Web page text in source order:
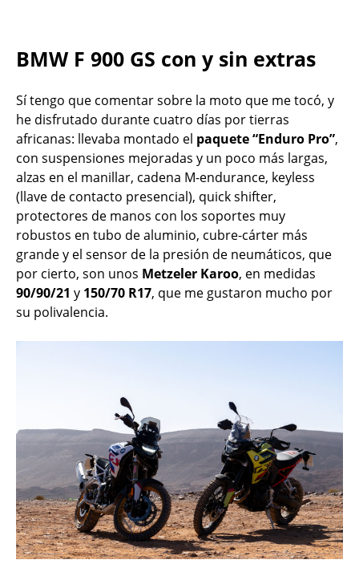
BMW F 900 GS con y sin extras
Sí tengo que comentar sobre la moto que me tocó, y
he disfrutado durante cuatro días por tierras
africanas: llevaba montado el paquete“Enduro Pro”,
con suspensiones mejoradas y un poco más largas,
alzas en el manillar, cadena M-endurance, keyless
(llave de contacto presencial), quick shifter,
protectores de manos con los soportes muy
robustos en tubo de aluminio, cubre-cárter más
grande y el sensor de la presión de neumáticos, que
por cierto, son unos Metzeler Karoo, en medidas
90/90/21 y 150/70 R17, que me gustaron mucho por
su polivalencia.